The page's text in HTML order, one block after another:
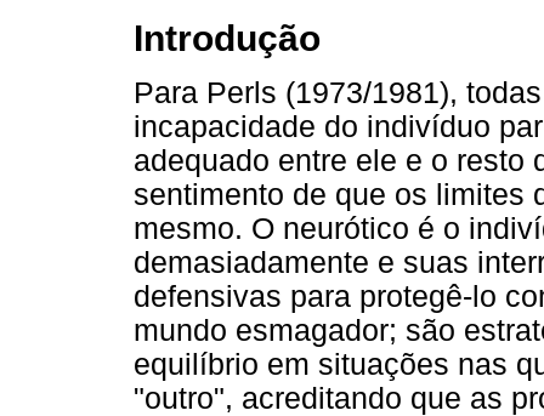
Introdução
Para Perls (1973/1981),
incapacidade do indivíduo
adequado entre ele e o resto
sentimento de que os limites
mesmo. O neurótico é o
demasiadamente e suas
defensivas para protegê-lo
mundo esmagador; são
equilíbrio em situações nas
"outro", acreditando que as